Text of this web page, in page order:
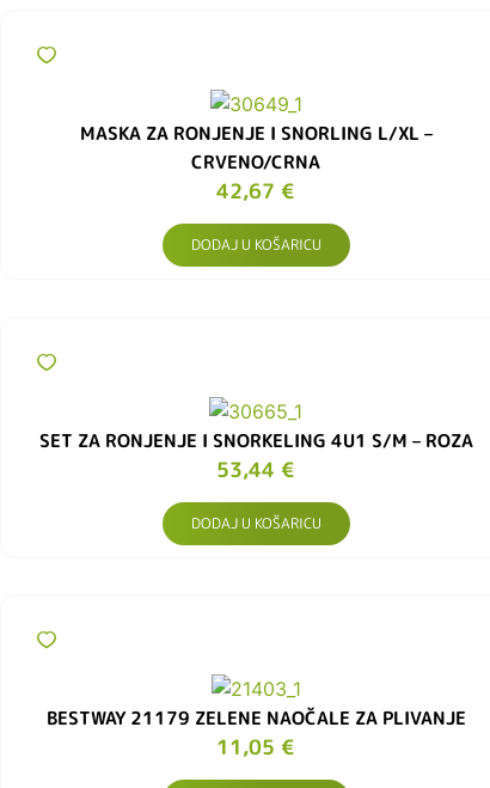
MASKA ​​ZA RONJENJE I SNORLING L/XL –
CRVENO/CRNA
42,67 €
DODAJ U KOŠARICU
SET ZA RONJENJE I SNORKELING 4U1 S/M – ROZA
53,44 €
DODAJ U KOŠARICU
BESTWAY 21179 ZELENE NAOČALE ZA PLIVANJE
11,05 €